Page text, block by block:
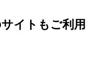
イトもご利用